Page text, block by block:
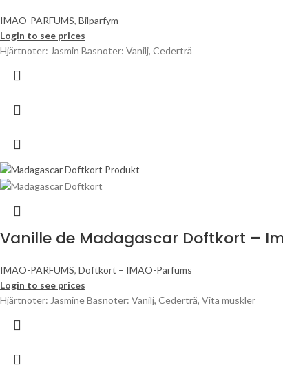
IMAO-PARFUMS, Bilparfym
Login to see prices
Hjärtnoter: Jasmin Basnoter: Vanilj, Cederträ
Vanille de Madagascar Doftkort –
IMAO-PARFUMS, Doftkort – IMAO-Parfums
Login to see prices
Hjärtnoter: Jasmine Basnoter: Vanilj, Cederträ, Vita muskler